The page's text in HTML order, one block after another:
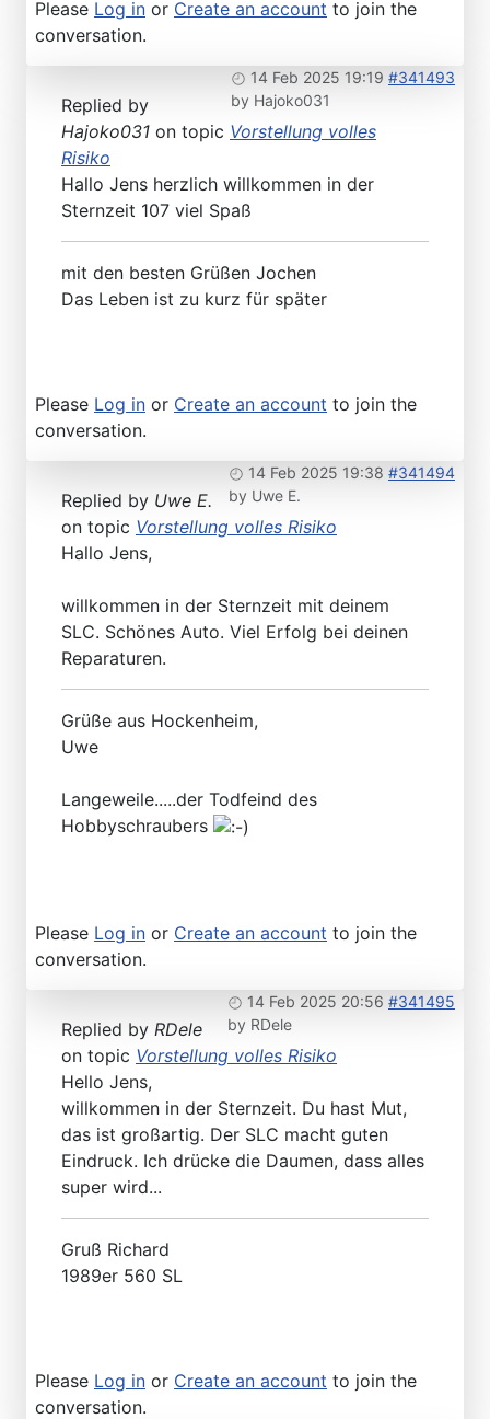
Please Log in or Create an account to join the
conversation.
14 Feb 2025 19:19 #341493
by Hajoko031
Replied by
Hajoko031 on topic Vorstellung volles
Risiko
Hallo Jens herzlich willkommen in der
Sternzeit 107 viel Spaß
mit den besten Grüßen Jochen
Das Leben ist zu kurz für später
Please Log in or Create an account to join the
conversation.
14 Feb 2025 19:38 #341494
by Uwe E.
Replied by Uwe E.
on topic Vorstellung volles Risiko
Hallo Jens,
willkommen in der Sternzeit mit deinem
SLC. Schönes Auto. Viel Erfolg bei deinen
Reparaturen.
Grüße aus Hockenheim,
Uwe
Langeweile.....der Todfeind des
Hobbyschraubers
Please Log in or Create an account to join the
conversation.
14 Feb 2025 20:56 #341495
by RDele
Replied by RDele
on topic Vorstellung volles Risiko
Hello Jens,
willkommen in der Sternzeit. Du hast Mut,
das ist großartig. Der SLC macht guten
Eindruck. Ich drücke die Daumen, dass alles
super wird...
Gruß Richard
1989er 560 SL
Please Log in or Create an account to join the
conversation.